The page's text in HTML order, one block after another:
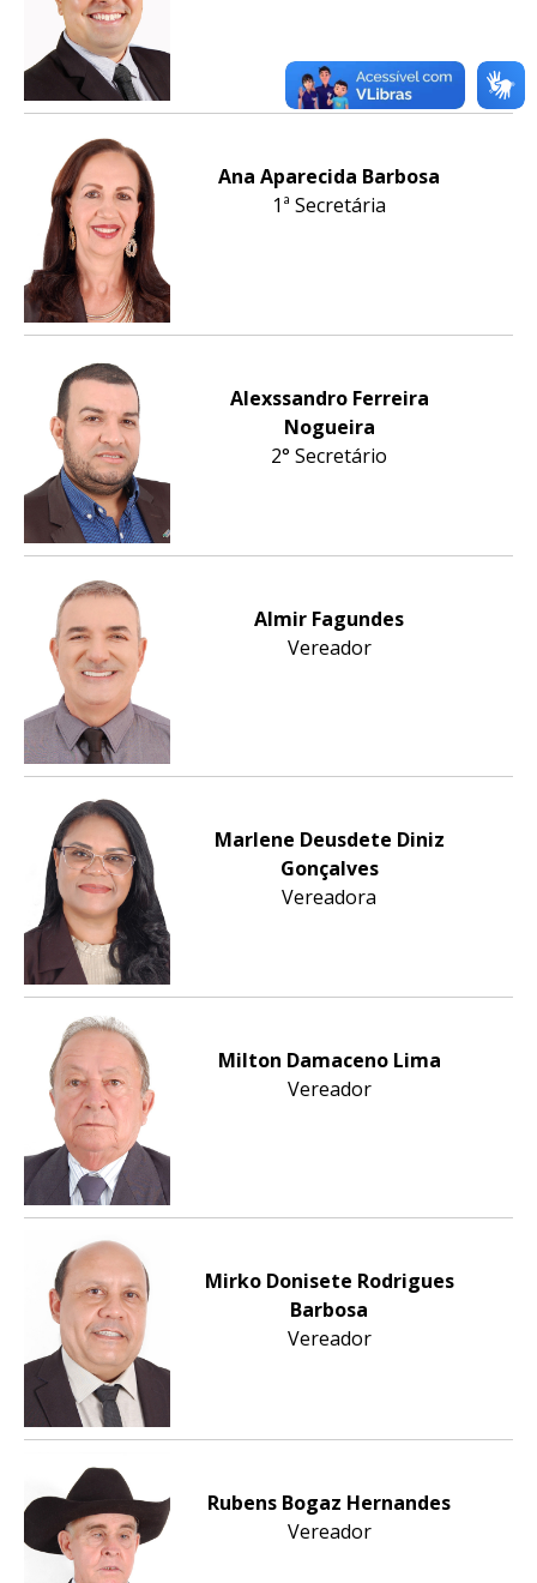
Ana Aparecida Barbosa
1ª Secretária
Alexssandro Ferreira
Nogueira
2° Secretário
Almir Fagundes
Vereador
Marlene Deusdete Diniz
Gonçalves
Vereadora
Milton Damaceno Lima
Vereador
Mirko Donisete Rodrigues
Barbosa
Vereador
Rubens Bogaz Hernandes
Vereador